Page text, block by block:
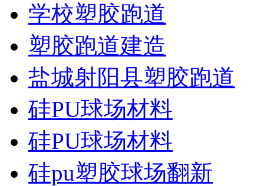
学校塑胶跑道
塑胶跑道建造
盐城射阳县塑胶跑道
硅PU球场材料
硅PU球场材料
硅pu塑胶球场翻新